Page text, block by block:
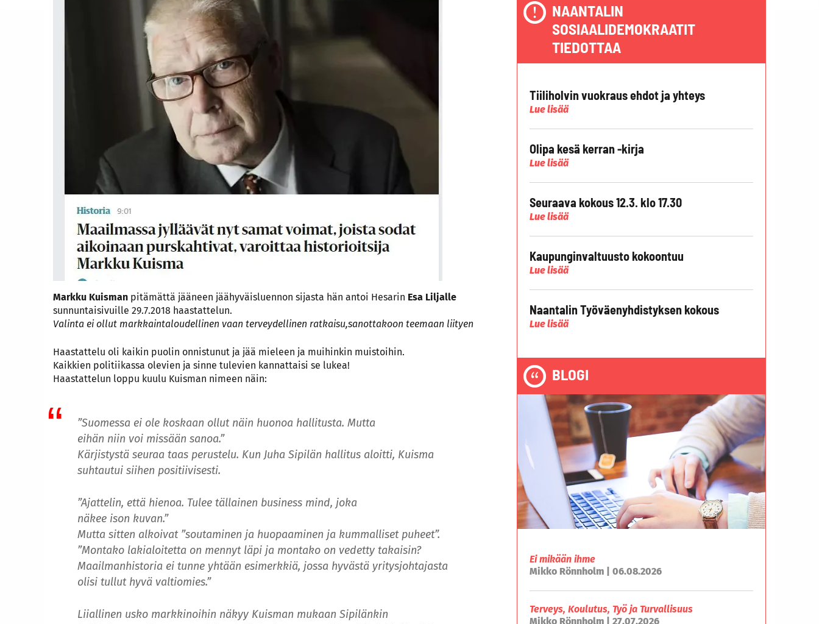
Markku Kuisman pitämättä jääneen jäähyväisluennon sijasta hän antoi Hesarin Esa Liljalle
sunnuntaisivuille 29.7.2018 haastattelun.
Valinta ei ollut markkaintaloudellinen vaan terveydellinen ratkaisu,sanottakoon teemaan liityen
Haastattelu oli kaikin puolin onnistunut ja jää mieleen ja muihinkin muistoihin.
Kaikkien politiikassa olevien ja sinne tulevien kannattaisi se lukea!
Haastattelun loppu kuulu Kuisman nimeen näin:
”Suomessa ei ole koskaan ollut näin huonoa hallitusta. Mutta
eihän niin voi missään sanoa.”
Kärjistystä seuraa taas perustelu. Kun Juha Sipilän hallitus aloitti, Kuisma
suhtautui siihen positiivisesti.
”Ajattelin, että hienoa. Tulee tällainen business mind, joka
näkee ison kuvan.”
Mutta sitten alkoivat ”soutaminen ja huopaaminen ja kummalliset puheet”.
”Montako lakialoitetta on mennyt läpi ja montako on vedetty takaisin?
Maailmanhistoria ei tunne yhtään esimerkkiä, jossa hyvästä yritysjohtajasta
olisi tullut hyvä valtiomies.”
Liiallinen usko markkinoihin näkyy Kuisman mukaan Sipilänkin
NAANTALIN
SOSIAALIDEMOKRAATIT
TIEDOTTAA
Tiiliholvin vuokraus ehdot ja yhteys
Lue lisää
Olipa kesä kerran -kirja
Lue lisää
Seuraava kokous 12.3. klo 17.30
Lue lisää
Kaupunginvaltuusto kokoontuu
Lue lisää
Naantalin Työväenyhdistyksen kokous
Lue lisää
BLOGI
Ei mikään ihme
Mikko Rönnholm | 06.08.2026
Terveys, Koulutus, Työ ja Turvallisuus
Mikko Rönnholm | 27.07.2026